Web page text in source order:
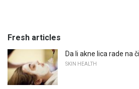
Fresh articles
Da li akne lica rade na
SKIN HEALTH